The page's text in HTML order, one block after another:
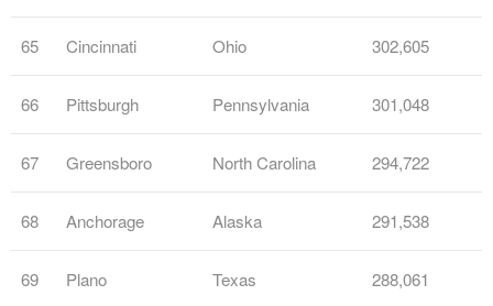
65 Cincinnati Ohio 302,605
66 Pittsburgh Pennsylvania 301,048
67 Greensboro North Carolina 294,722
68 Anchorage Alaska 291,538
69 Plano Texas 288,061